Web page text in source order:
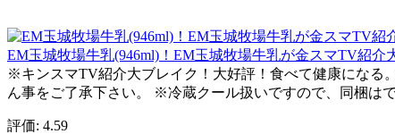
EM玉城牧場牛乳(946ml)！EM玉城牧場牛乳が金スマTV紹
※キンスマTV紹介大ブレイク！大好評！食べて健康になる
ん事をご了承下さい。 ※冷蔵クール扱いですので、同梱は
評価: 4.59